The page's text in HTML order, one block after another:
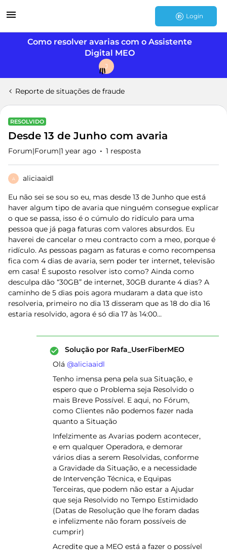
Login
Como resolver avarias com o Assistente
Digital MEO
J
Reporte de situações de fraude
RESOLVIDO
Desde 13 de Junho com avaria
Forum|Forum|1 year ago 1 resposta
A aliciaaidl
Eu não sei se sou so eu, mas desde 13 de Junho que está
haver algum tipo de avaria que ninguém consegue explicar
o que se passa, isso é o cúmulo do ridículo para uma
pessoa que já paga faturas com valores absurdos. Eu
haverei de cancelar o meu contracto com a meo, porque é
ridículo. As pessoas pagam as faturas e como recompensa
fica com 4 dias de avaria, sem poder ter internet, televisão
em casa! É suposto resolver isto como? Ainda como
desculpa dão “30GB” de internet, 30GB durante 4 dias? A
caminho de 5 dias pois agora mudaram a data que isto
resolveria, primeiro no dia 13 disseram que as 18 do dia 16
estaria resolvido, agora é só dia 17 às 14:00…
Solução por Rafa_UserFiberMEO
Olá ​ @aliciaaidl
Tenho imensa pena pela sua Situação, e
espero que o Problema seja Resolvido o
mais Breve Possível. E aqui, no Fórum,
como Clientes não podemos fazer nada
quanto a Situação
Infelzimente as Avarias podem acontecer,
e em qualquer Operadora, e demorar
vários dias a serem Resolvidas, conforme
a Gravidade da Situação, e a necessidade
de Intervenção Técnica, e Equipas
Terceiras, que podem não estar a Ajudar
que seja Resolvido no Tempo Estimidado
(Datas de Resolução que lhe foram dadas
e infelizmente não foram possíveis de
cumprir)
Acredite que a MEO está a fazer o possível